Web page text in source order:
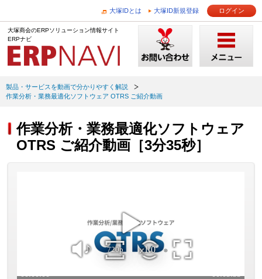
大塚IDとは 大塚ID新規登録 ログイン
大塚商会のERPソリューション情報サイト
ERPナビ
製品・サービスを動画で分かりやすく解説
作業分析・業務最適化ソフトウェア OTRS ご紹介動画
作業分析・業務最適化ソフトウェア
OTRS ご紹介動画［3分35秒］